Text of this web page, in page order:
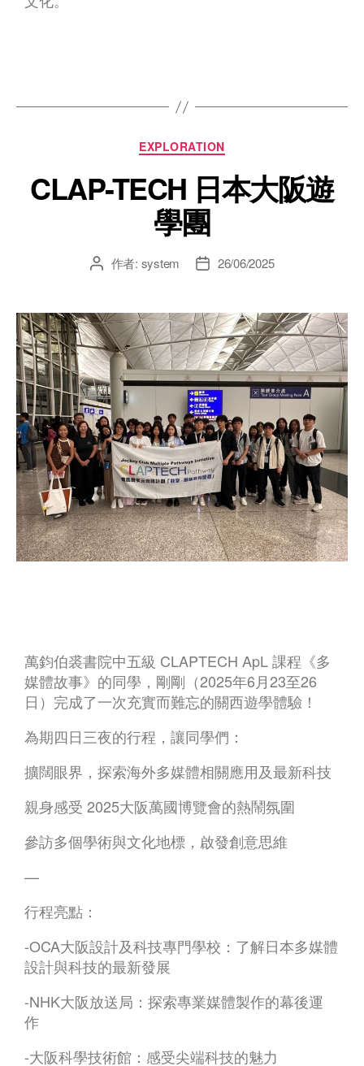
EXPLORATION
CLAP-TECH 日本大阪遊
學團
作者: system 26/06/2025
萬鈞伯裘書院中五級 CLAPTECH ApL 課程《多
媒體故事》的同學，剛剛（2025年6月23至26
日）完成了一次充實而難忘的關西遊學體驗！
為期四日三夜的行程，讓同學們：
擴闊眼界，探索海外多媒體相關應用及最新科技
親身感受 2025大阪萬國博覽會的熱鬧氛圍
參訪多個學術與文化地標，啟發創意思維
—
行程亮點：
-OCA大阪設計及科技專門學校：了解日本多媒體
設計與科技的最新發展
-NHK大阪放送局：探索專業媒體製作的幕後運
作
-大阪科學技術館：感受尖端科技的魅力